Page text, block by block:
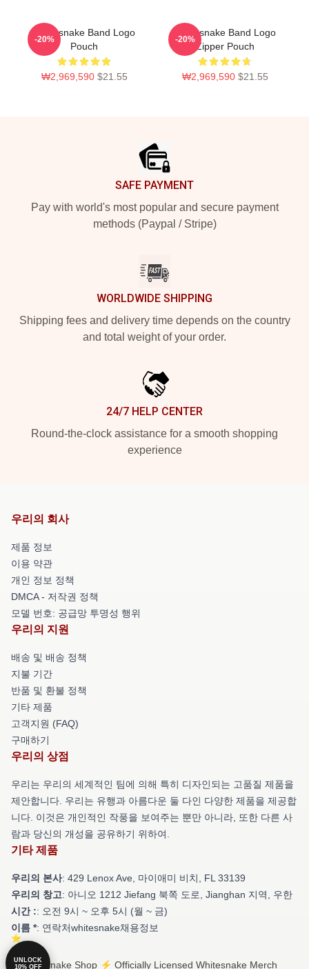
Whitesnake Band Logo
Pouch
₩2,969,590 $21.55
-20%
Whitesnake Band Logo
Zipper Pouch
₩2,969,590 $21.55
-20%
SAFE PAYMENT
Pay with world's most popular and secure payment
methods (Paypal / Stripe)
WORLDWIDE SHIPPING
Shipping fees and delivery time depends on the country
and total weight of your order.
24/7 HELP CENTER
Round-the-clock assistance for a smooth shopping
experience
우리의 회사
제품 정보
이용 약관
개인 정보 정책
DMCA - 저작권 정책
모델 번호: 공급망 투명성 행위
우리의 지원
배송 및 배송 정책
지불 기간
반품 및 환불 정책
기타 제품
고객지원 (FAQ)
구매하기
우리의 상점
우리는 우리의 세계적인 팀에 의해 특히 디자인되는 고품질 제품을
제안합니다. 우리는 유행과 아름다운 둘 다인 다양한 제품을 제공합
니다. 이것은 개인적인 작풍을 보여주는 뿐만 아니라, 또한 다른 사
람과 당신의 개성을 공유하기 위하여.
기타 제품
우리의 본사: 429 Lenox Ave, 마이애미 비치, FL 33139
우리의 창고: 아니오 1212 Jiefang 북쪽 도로, Jianghan 지역, 우한
시간 :: 오전 9시 ~ 오후 5시 (월 ~ 금)
이름 *: 연락처whitesnake채용정보
© Whitesnake Shop ⚡️ Officially Licensed Whitesnake Merch
UNLOCK
10% OFF